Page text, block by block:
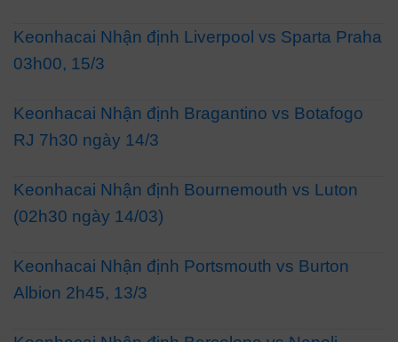
Keonhacai Nhận định Liverpool vs Sparta Praha
03h00, 15/3
Keonhacai Nhận định Bragantino vs Botafogo
RJ 7h30 ngày 14/3
Keonhacai Nhận định Bournemouth vs Luton
(02h30 ngày 14/03)
Keonhacai Nhận định Portsmouth vs Burton
Albion 2h45, 13/3